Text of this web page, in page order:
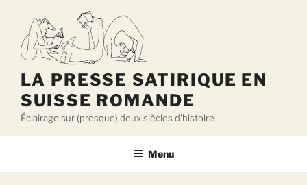
contenu
principal
LA PRESSE SATIRIQUE EN
SUISSE ROMANDE
Éclairage sur (presque) deux siècles d'histoire
Menu